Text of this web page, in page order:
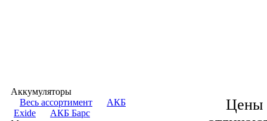
Аккумуляторы
​Весь ассортимент
АКБ
Exide
АКБ Барс
Цены